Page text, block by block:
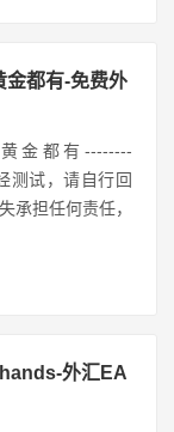
金都有-免费外
金都有--------
试，请自行回
承担任何责任，
外汇EA